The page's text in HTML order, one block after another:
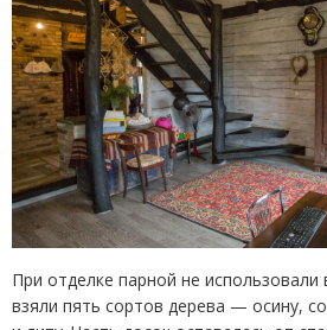
При отделке парной не использовали
взяли пять сортов дерева — осину,